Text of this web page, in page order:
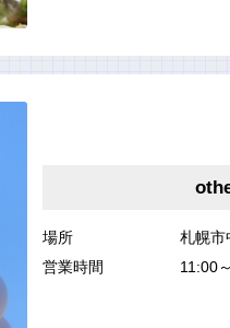
場所
札幌市
営業時間
11:00